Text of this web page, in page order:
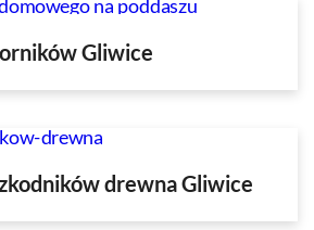
Gliwice
drewna Gliwice